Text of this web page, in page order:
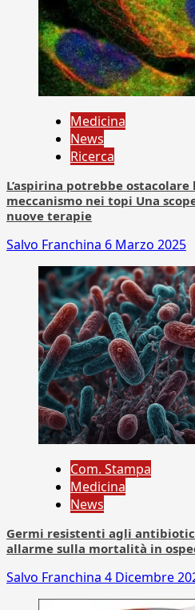
Medicina
News
Ricerca
L’aspirina potrebbe
meccanismo nei topi Una
nuove terapie
Salvo Franchina 6 Marzo 2025
Com. Stampa
Medicina
News
Germi resistenti agli
allarme sulla mortalità in
Salvo Franchina 4 Dicembre